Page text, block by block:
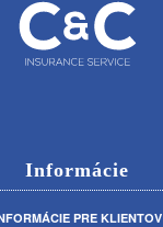
Informácie
PRE KLIENTOV